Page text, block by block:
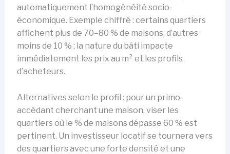
automatiquement l’homogénéité socio-
économique. Exemple chiffré : certains quartiers
affichent plus de 70–80 % de maisons, d’autres
moins de 10 % ; la nature du bâti impacte
immédiatement les prix au m² et les profils
d’acheteurs.
Alternatives selon le profil : pour un primo-
accédant cherchant une maison, viser les
quartiers où le % de maisons dépasse 60 % est
pertinent. Un investisseur locatif se tournera vers
des quartiers avec une forte densité et une